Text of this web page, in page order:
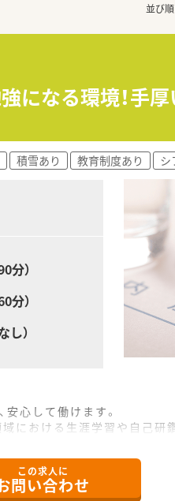
並び順
になる環境！手
積雪あり 教育制度あり シ
分）
分）
し）
心して働けます。
における生涯学習や自己研
この求人に
問い合わせ